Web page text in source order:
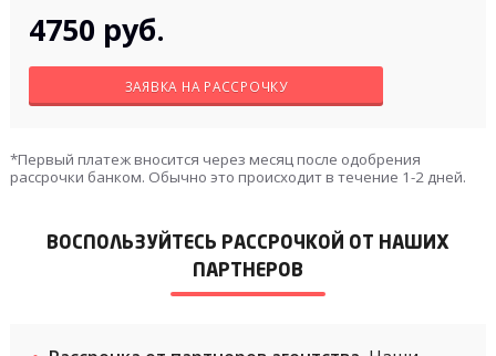
4750 руб.
ЗАЯВКА НА РАССРОЧКУ
*Первый платеж вносится через месяц после одобрения
рассрочки банком. Обычно это происходит в течение 1-2 дней.
ВОСПОЛЬЗУЙТЕСЬ РАССРОЧКОЙ ОТ НАШИХ
ПАРТНЕРОВ